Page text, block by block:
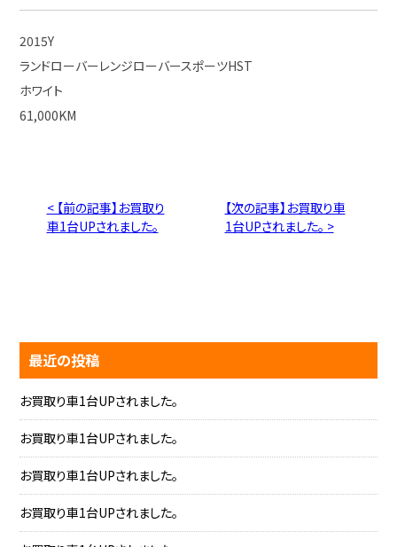
2015Y
ランドローバーレンジローバースポーツHST
ホワイト
61,000KM
< 【前の記事】お買取り
車1台UPされました。
【次の記事】お買取り車
1台UPされました。 >
最近の投稿
お買取り車1台UPされました。
お買取り車1台UPされました。
お買取り車1台UPされました。
お買取り車1台UPされました。